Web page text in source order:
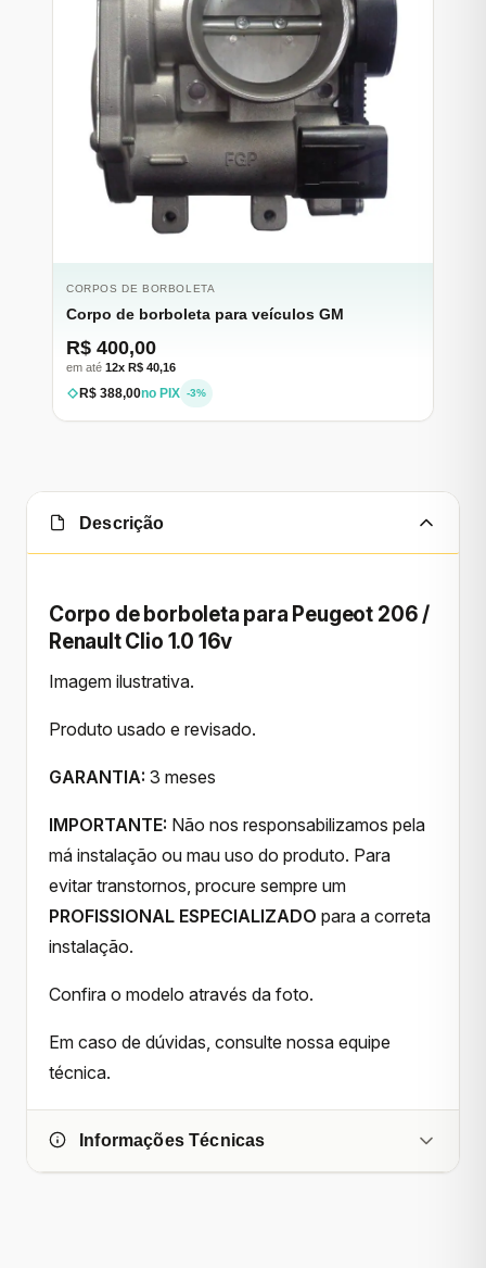
CORPOS DE BORBOLETA
Corpo de borboleta para veículos GM
R$ 400,00
em até 12x R$ 40,16
R$ 388,00no PIX -3%
Descrição
Corpo de borboleta para Peugeot 206 /
Renault Clio 1.0 16v
Imagem ilustrativa.
Produto usado e revisado.
GARANTIA: 3 meses
IMPORTANTE: Não nos responsabilizamos pela
má instalação ou mau uso do produto. Para
evitar transtornos, procure sempre um
PROFISSIONAL ESPECIALIZADO para a correta
instalação.
Confira o modelo através da foto.
Em caso de dúvidas, consulte nossa equipe
técnica.
Informações Técnicas